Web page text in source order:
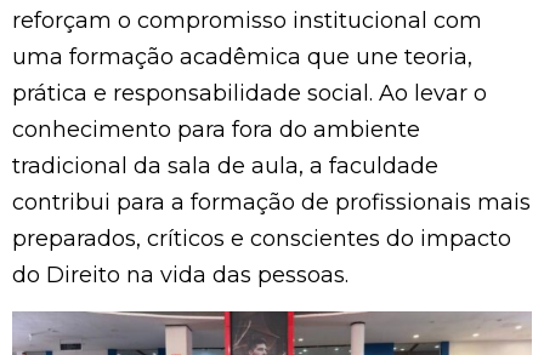
reforçam o compromisso institucional com
uma formação acadêmica que une teoria,
prática e responsabilidade social. Ao levar o
conhecimento para fora do ambiente
tradicional da sala de aula, a faculdade
contribui para a formação de profissionais mais
preparados, críticos e conscientes do impacto
do Direito na vida das pessoas.